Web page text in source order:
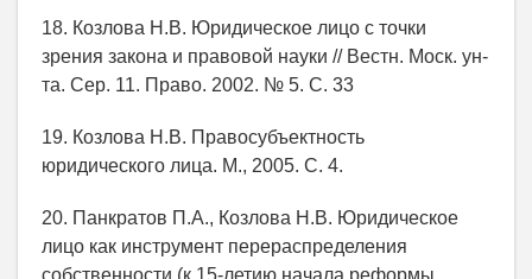
18. Козлова Н.В. Юридическое лицо с точки
зрения закона и правовой науки // Вестн. Моск. ун-
та. Сер. 11. Право. 2002. № 5. С. 33
19. Козлова Н.В. Правосубъектность
юридического лица. М., 2005. С. 4.
20. Панкратов П.А., Козлова Н.В. Юридическое
лицо как инструмент перераспределения
собственности (к 15-летию начала реформы